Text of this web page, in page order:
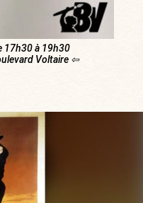
17h30 à 19h30
Voltaire ⇦